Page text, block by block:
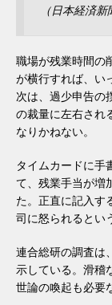
（日本経済
職場が残業時間の
が横行すれば、い
次は、過少申告の
の裁量に左右され
なりかねない。
タイムカードに手
て、残業手当が増
た。正直に記入す
司に怒られるとい
連合総研の調査は
示している。滑稽
世論の喚起も必要